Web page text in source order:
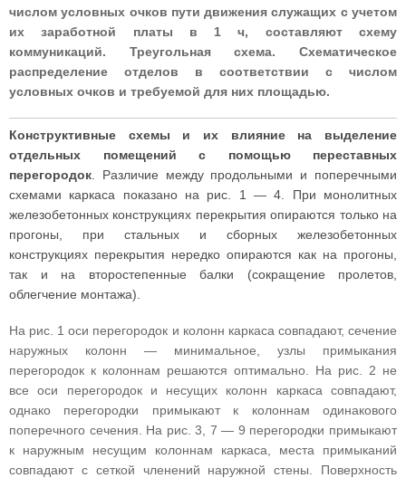
числом условных очков пути движения служащих с учетом
их заработной платы в 1 ч, составляют схему
коммуникаций. Треугольная схема. Схематическое
распределение отделов в соответствии с числом
условных очков и требуемой для них площадью.
Конструктивные схемы и их влияние на выделение
отдельных помещений с помощью переставных
перегородок . Различие между продольными и поперечными
схемами каркаса показано на рис. 1 — 4. При монолитных
железобетонных конструкциях перекрытия опираются только на
прогоны, при стальных и сборных железобетонных
конструкциях перекрытия нередко опираются как на прогоны,
так и на второстепенные балки (сокращение пролетов,
облегчение монтажа).
На рис. 1 оси перегородок и колонн каркаса совпадают, сечение
наружных колонн — минимальное, узлы примыкания
перегородок к колоннам решаются оптимально. На рис. 2 не
все оси перегородок и несущих колонн каркаса совпадают,
однако перегородки примыкают к колоннам одинакового
поперечного сечения. На рис. 3, 7 — 9 перегородки примыкают
к наружным несущим колоннам каркаса, места примыканий
совпадают с сеткой членений наружной стены. Поверхность